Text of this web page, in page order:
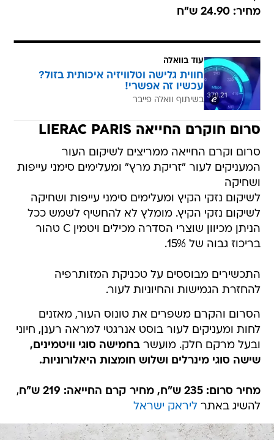
מחיר: 24.90 ש"ח
עוד בוואלה
חווית גלישה וטלוויזיה איכותית בזול?
עכשיו זה אפשרי!
בשיתוף וואלה פייבר
סרום חוקרם החייאה LIERAC PARIS
סרום וקרם החייאה ממריצים לשיקום העור
המעניקים לעור "זריקת מרץ" ומעלימים סימני עייפות
ושחיקה
לשיקום נזקי הקיץ ומעלימים סימני עייפות ושחיקה
לשיקום נזקי הקיץ. מומלץ לא להחשיף לשמש ככל
הניתן מכיוון שוצרי הסדרה מכילים ויטמין C טהור
בריכוז גבוה של 15%.
התכשירים מבוססים על טכניקת המזותרפיה
להחזרת הגמישות והחיוניות לעור.
הסרום והקרם משפרים את טונוס העור, מאזנים
לחות ומעניקים לעור בוסט אנרגטי למראה רענן, חיוני
ובעל מרקם חלק. מועשרבחמישה סוגי וויטמינים,
שישה סוגי מינרלים ושלוש חומצות היאלורוניות.
מחיר סרום: 235 ש"ח, מחיר קרם החייאה: 219 ש"ח
,
להשיג באתרליראק ישראל